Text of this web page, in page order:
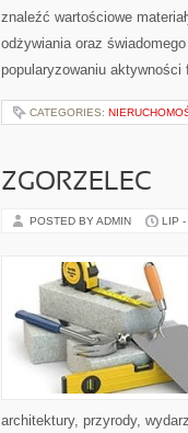
znaleźć wartościowe
odżywiania oraz
popularyzowaniu
CATEGORIES:
ZGORZELEC
POSTED BY ADMIN LIP -
architektury, przyrody,